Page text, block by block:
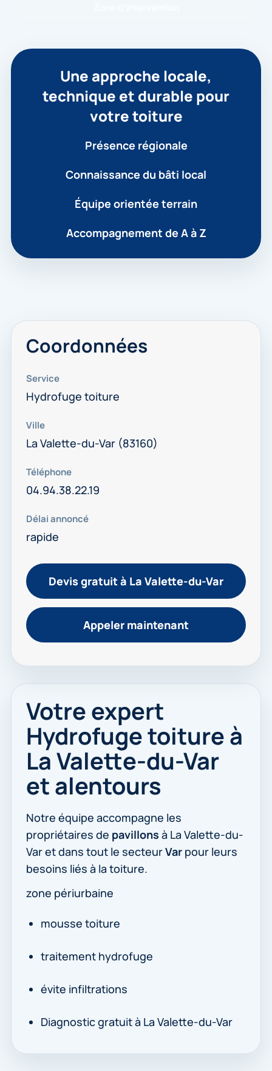
Une approche locale,
technique et durable pour
votre toiture
Présence régionale
Connaissance du bâti local
Équipe orientée terrain
Accompagnement de A à Z
Coordonnées
Service
Hydrofuge toiture
Ville
La Valette-du-Var (83160)
Téléphone
04.94.38.22.19
Délai annoncé
rapide
Devis gratuit à La Valette-du-Var
Appeler maintenant
Votre expert
Hydrofuge toiture à
La Valette-du-Var
et alentours
Notre équipe accompagne les
propriétaires de pavillons à La Valette-du-
Var et dans tout le secteurVar pour leurs
besoins liés à la toiture.
zone périurbaine
mousse toiture
traitement hydrofuge
évite infiltrations
Diagnostic gratuit à La Valette-du-Var